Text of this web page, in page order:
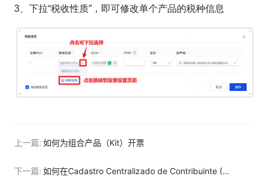
3、下拉“税收性质”，即可修改单个产品的税种信息
上一篇: 如何为组合产品（Kit）开票
下一篇: 如何在Cadastro Centralizado de Contribuinte (CCC) 查询州税号（IE）和 CNPJ信息？